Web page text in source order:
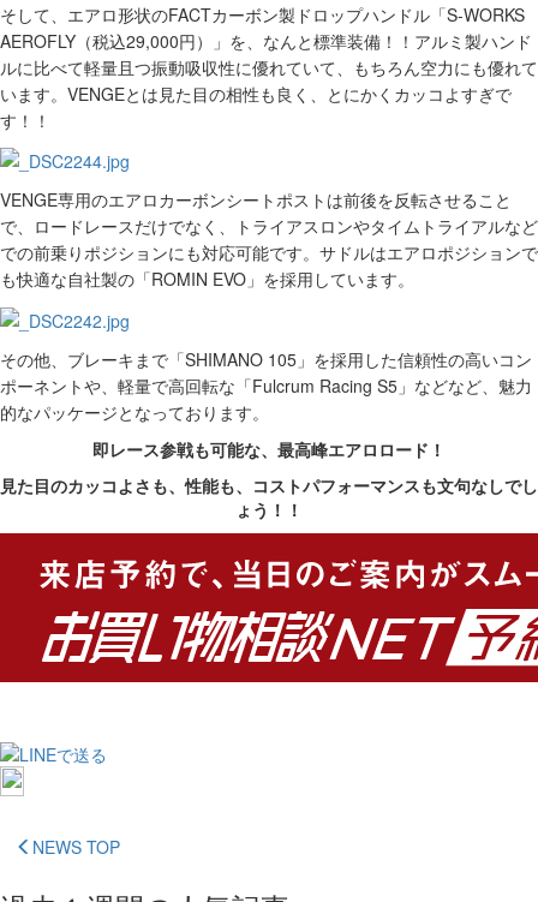
そして、エアロ形状のFACTカーボン製ドロップハンドル「S-WORKS
AEROFLY（税込29,000円）」を、なんと標準装備！！アルミ製ハンド
ルに比べて軽量且つ振動吸収性に優れていて、もちろん空力にも優れて
います。VENGEとは見た目の相性も良く、とにかくカッコよすぎで
す！！
VENGE専用のエアロカーボンシートポストは前後を反転させること
で、ロードレースだけでなく、トライアスロンやタイムトライアルなど
での前乗りポジションにも対応可能です。サドルはエアロポジションで
も快適な自社製の「ROMIN EVO」を採用しています。
その他、ブレーキまで「SHIMANO 105」を採用した信頼性の高いコン
ポーネントや、軽量で高回転な「Fulcrum Racing S5」などなど、魅力
的なパッケージとなっております。
即レース参戦も可能な、最高峰エアロロード！
見た目のカッコよさも、性能も、コストパフォーマンスも文句なしでし
ょう！！
NEWS TOP